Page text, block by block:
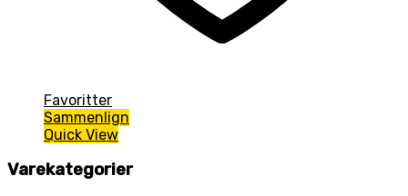
Favoritter
Sammenlign
Quick View
Varekategorier